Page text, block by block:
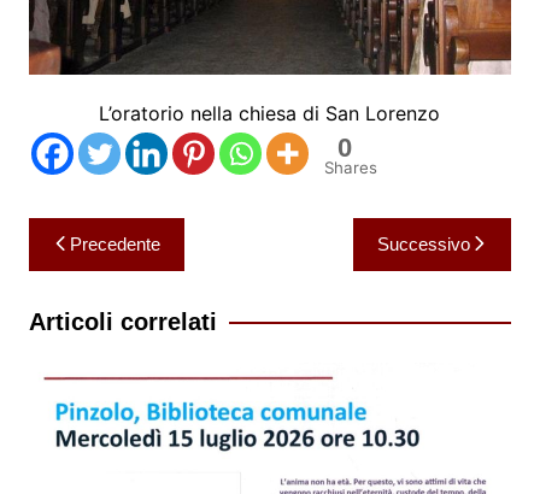
L’oratorio nella chiesa di San Lorenzo
0
Shares
Navigazione
articoli
Precedente Successivo
Articoli correlati